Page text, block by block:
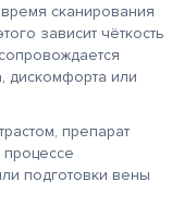
сканирования
зависит чёткость
дискомфорта или
препарат
процессе
подготовки вены